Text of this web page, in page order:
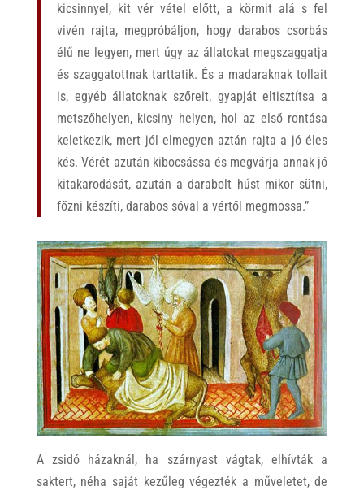
kicsinnyel, kit vér vétel előtt, a körmit alá s fel
vivén rajta, megpróbáljon, hogy darabos csorbás
élű ne legyen, mert úgy az állatokat megszaggatja
és szaggatottnak tarttatik. És a madaraknak tollait
is, egyéb állatoknak szőreit, gyapját eltisztítsa a
metszőhelyen, kicsiny helyen, hol az első rontása
keletkezik, mert jól elmegyen aztán rajta a jó éles
kés. Vérét azután kibocsássa és megvárja annak jó
kitakarodását, azután a darabolt húst mikor sütni,
főzni készíti, darabos sóval a vértől megmossa.”
A zsidó házaknál, ha szárnyast vágtak, elhívták a
saktert, néha saját kezűleg végezték a műveletet, de